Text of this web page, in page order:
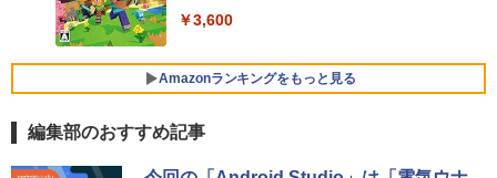
FMV ノートパソコン WE1-K3 (MS 365 P
VWK3E15W_AZ
￥3,600
Amazonランキングをもっと見る
生成AIパスポート公式テキスト 第４版
Amazon Kindle - 目に優しい、かさばら
編集部のおすすめ記事